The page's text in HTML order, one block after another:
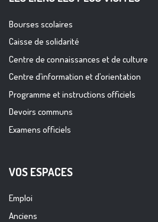
Bourses scolaires
Caisse de solidarité
Centre de connaissances et de culture
Centre d’information et d’orientation
Programme et instructions officiels
Devoirs communs
Examens officiels
VOS ESPACES
Emploi
Anciens